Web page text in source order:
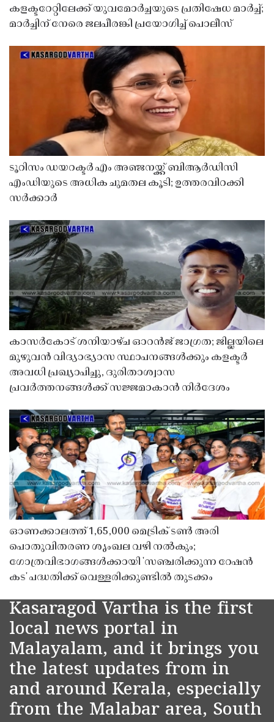
കളക്ടറേറ്റിലേക്ക് യുവമോർച്ചയുടെ പ്രതിഷേധ മാർച്ച്;
മാർച്ചിന് നേരെ ജലപീരങ്കി പ്രയോഗിച്ച് പൊലീസ്
ടൂറിസം ഡയറക്ടർ എം അഞ്ജനയ്ക്ക് ബിആർഡിസി
എംഡിയുടെ അധിക ചുമതല കൂടി; ഉത്തരവിറക്കി
സർക്കാർ
കാസർകോട് ശനിയാഴ്ച ഓറൻജ് ജാഗ്രത; ജില്ലയിലെ
മുഴുവൻ വിദ്യാഭ്യാസ സ്ഥാപനങ്ങൾക്കും കളക്ടർ
അവധി പ്രഖ്യാപിച്ചു, ദുരിതാശ്വാസ
പ്രവർത്തനങ്ങൾക്ക് സജ്ജമാകാൻ നിർദേശം
ഓണക്കാലത്ത് 1,65,000 മെട്രിക് ടൺ അരി
പൊതുവിതരണ ശൃംഖല വഴി നൽകും;
ഗോത്രവിഭാഗങ്ങൾക്കായി 'സഞ്ചരിക്കുന്ന റേഷൻ
കട' പദ്ധതിക്ക് വെള്ളരിക്കുണ്ടിൽ തുടക്കം
Kasaragod Vartha is the first
local news portal in
Malayalam, and it brings you
the latest updates from in
and around Kerala, especially
from the Malabar area, South